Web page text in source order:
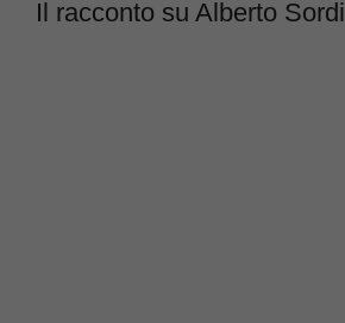
Il racconto su Alberto Sordi